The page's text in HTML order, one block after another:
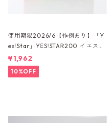
使用期限2026/6【作例あり】「Y
es!Star」YES!STAR200 イエス！
スター 35ｍｍカラーネガフィルム
36枚撮り (K035)
¥1,962
10%OFF